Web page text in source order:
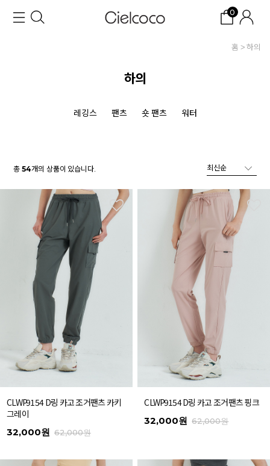
0
홈 하의
하의
레깅스 팬츠 숏 팬츠 워터
총54개의 상품이 있습니다.
CLWP9154 D링 카고 조거팬츠 카키
그레이
32,000원 62,000원
CLWP9154 D링 카고 조거팬츠 핑크
32,000원 62,000원